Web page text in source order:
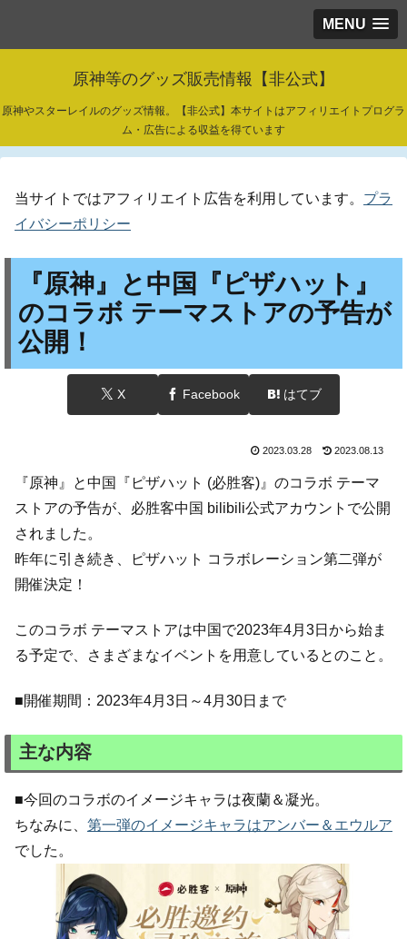
MENU
原神等のグッズ販売情報【非公式】
原神やスターレイルのグッズ情報。【非公式】本サイトはアフィリエイトプログラ
ム・広告による収益を得ています
当サイトではアフィリエイト広告を利用しています。 プラ
イバシーポリシー
『原神』と中国『ピザハット』
のコラボ テーマストアの予告が
公開！
X Facebook はてブ
2023.03.28 2023.08.13
『原神』と中国『ピザハット (必胜客)』のコラボ テーマ
ストアの予告が、必胜客中国 bilibili公式アカウントで公開
されました。
昨年に引き続き、ピザハット コラボレーション第二弾が
開催決定！
このコラボ テーマストアは中国で2023年4月3日から始ま
る予定で、さまざまなイベントを用意しているとのこと。
■開催期間：2023年4月3日～4月30日まで
主な内容
■今回のコラボのイメージキャラは夜蘭＆凝光。
ちなみに、 第一弾のイメージキャラはアンバー＆エウルア
でした。